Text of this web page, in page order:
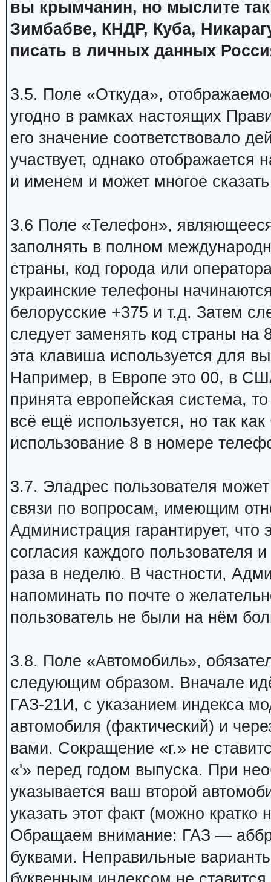
вы крымчанин, но мыслите
Зимбабве, КНДР, Куба,
писать в личных данных
3.5. Поле «Откуда»,
угодно в рамках настоящих
его значение соответствовало
участвует, однако
и именем и может многое
3.6 Поле «Телефон»,
заполнять в полном
страны, код города или
украинские телефоны
белорусские +375 и т.д. Затем
следует заменять код страны на
эта клавиша используется для
Например, в Европе это 00, в
принята европейская система,
всё ещё используется, но так
использование 8 в номере
3.7. Эладрес пользователя
связи по вопросам, имеющим
Администрация гарантирует, что
согласия каждого пользователя
раза в неделю. В частности,
напоминать по почте о
пользователь не были на нём
3.8. Поле «Автомобиль»,
следующим образом. Вначале
ГАЗ-21И, с указанием индекса
автомобиля (фактический) и
вами. Сокращение «г.» не
«'» перед годом выпуска. При
указывается ваш второй
указать этот факт (можно
Обращаем внимание: ГАЗ —
буквами. Неправильные